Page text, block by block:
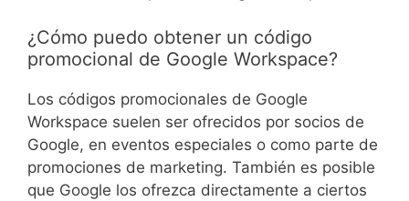
¿Cómo puedo obtener un código
promocional de Google Workspace?
Los códigos promocionales de Google
Workspace suelen ser ofrecidos por socios de
Google, en eventos especiales o como parte de
promociones de marketing. También es posible
que Google los ofrezca directamente a ciertos